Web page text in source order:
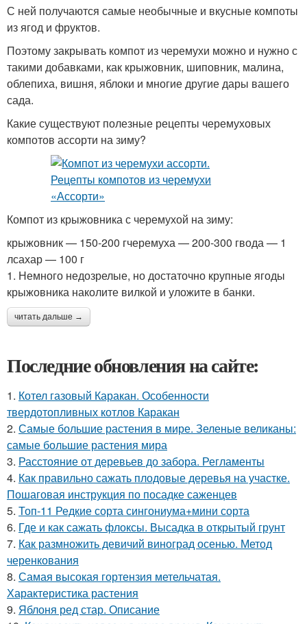
С ней получаются самые необычные и вкусные компоты
из ягод и фруктов.
Поэтому закрывать компот из черемухи можно и нужно с
такими добавками, как крыжовник, шиповник, малина,
облепиха, вишня, яблоки и многие другие дары вашего
сада.
Какие существуют полезные рецепты черемуховых
компотов ассорти на зиму?
Компот из крыжовника с черемухой на зиму:
крыжовник — 150-200 гчеремуха — 200-300 гвода — 1
лсахар — 100 г
1. Немного недозрелые, но достаточно крупные ягоды
крыжовника наколите вилкой и уложите в банки.
читать дальше →
Последние обновления на сайте:
1. Котел газовый Каракан. Особенности
твердотопливных котлов Каракан
2. Самые большие растения в мире. Зеленые великаны:
самые большие растения мира
3. Расстояние от деревьев до забора. Регламенты
4. Как правильно сажать плодовые деревья на участке.
Пошаговая инструкция по посадке саженцев
5. Топ-11 Редкие сорта сингониума+мини сорта
6. Где и как сажать флоксы. Высадка в открытый грунт
7. Как размножить девичий виноград осенью. Метод
черенкования
8. Самая высокая гортензия метельчатая.
Характеристика растения
9. Яблоня ред стар. Описание